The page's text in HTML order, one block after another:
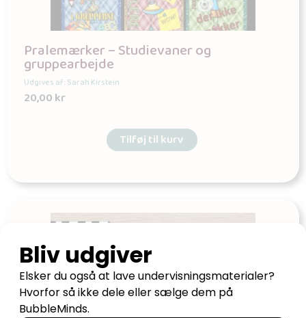
Pralemærker – Studievaner og
gruppearbejde
Udgives af: Sarah Kirstein
20,00kr
Tilføj til kurv